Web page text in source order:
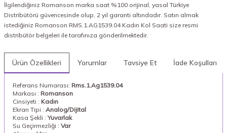
İlgilendiğiniz Romanson marka saat %100 orijinal, yasal Türkiye
Distribütörü güvencesinde olup, 2 yıl garanti altındadır. Satın almak
istediğiniz Romanson RMS.1.AG1539.04 Kadın Kol Saati size resmi
distribütör belgeleri ile tarafınıza gönderilmektedir.
Ürün Özellikleri Yorumlar Tavsiye Et İade Koşulları
Referans Numarası: Rms.1.Ag1539.04
Markası : Romanson
Cinsiyeti : Kadın
Ekran Tipi : Analog/Dijital
Kasa Şekli :Yuvarlak
Su Geçirmezliği : Var